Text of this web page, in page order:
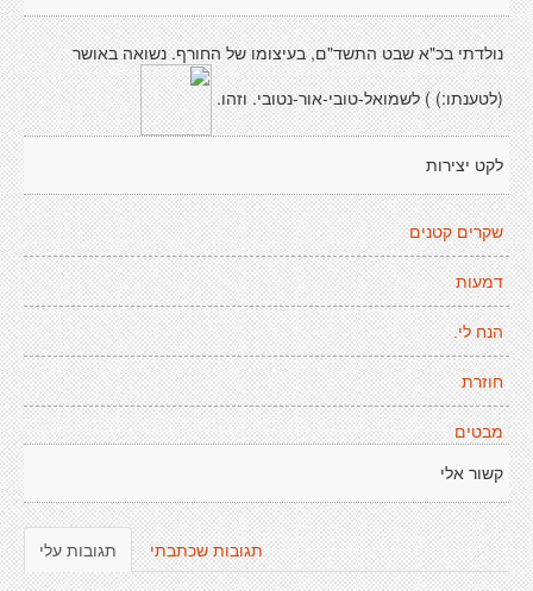
נולדתי בכ"א שבט התשד"ם, בעיצומו של החורף. נשואה באושר
(לטענתו:) ) לשמואל-טובי-אור-נטובי. וזהו.
לקט יצירות
שקרים קטנים
דמעות
הנח לי.
חוזרת
מבטים
קשור אלי
תגובות עלי תגובות שכתבתי